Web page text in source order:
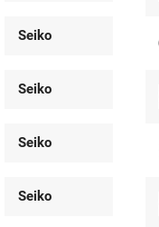
Seiko
Seiko
Seiko
Seiko